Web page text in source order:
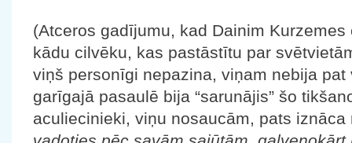
(Atceros gadījumu, kad Dainim
kādu cilvēku, kas pastāstītu par
viņš personīgi nepazina, viņam nebija
garīgajā pasaulē bija “sarunājis” šo
aculiecinieki, viņu nosaucām, pats